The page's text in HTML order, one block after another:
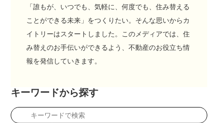
「誰もが、いつでも、気軽に、何度でも、住み替える
ことができる未来」をつくりたい。そんな思いからカ
イトリーはスタートしました。このメディアでは、住
み替えのお手伝いができるよう、不動産のお役立ち情
報を発信していきます。
キーワードから探す